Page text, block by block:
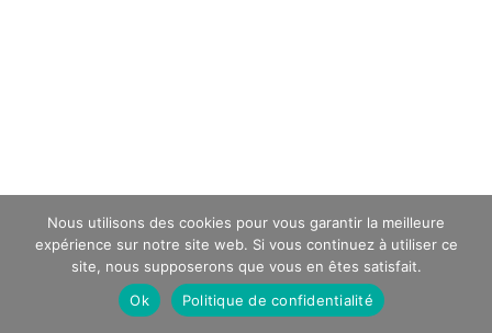
Nous utilisons des cookies pour vous garantir la meilleure
expérience sur notre site web. Si vous continuez à utiliser ce
site, nous supposerons que vous en êtes satisfait.
Ok
Politique de confidentialité